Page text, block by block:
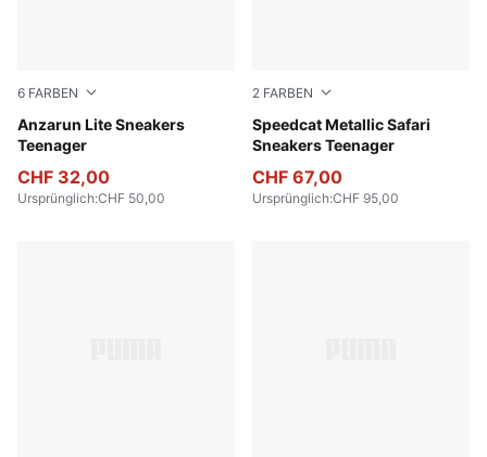
6 FARBEN
Anzarun Lite Sneakers
Teenager
PUMA Black-PUMA White
CHF 32,00
Ursprünglich:CHF 50,00
2 FARBEN
Speedcat Metallic Safari
Sneakers Teenager
PUMA Black-PUMA Silver
CHF 67,00
Ursprünglich:CHF 95,00